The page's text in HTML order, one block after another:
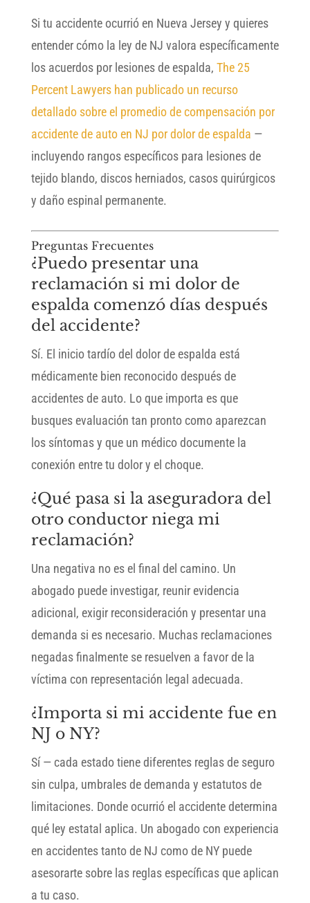
Si tu accidente ocurrió en Nueva Jersey y quieres
entender cómo la ley de NJ valora específicamente
los acuerdos por lesiones de espalda, The 25
Percent Lawyers han publicado un recurso
detallado sobre el promedio de compensación por
accidente de auto en NJ por dolor de espalda —
incluyendo rangos específicos para lesiones de
tejido blando, discos herniados, casos quirúrgicos
y daño espinal permanente.
Preguntas Frecuentes
¿Puedo presentar una
reclamación si mi dolor de
espalda comenzó días después
del accidente?
Sí. El inicio tardío del dolor de espalda está
médicamente bien reconocido después de
accidentes de auto. Lo que importa es que
busques evaluación tan pronto como aparezcan
los síntomas y que un médico documente la
conexión entre tu dolor y el choque.
¿Qué pasa si la aseguradora del
otro conductor niega mi
reclamación?
Una negativa no es el final del camino. Un
abogado puede investigar, reunir evidencia
adicional, exigir reconsideración y presentar una
demanda si es necesario. Muchas reclamaciones
negadas finalmente se resuelven a favor de la
víctima con representación legal adecuada.
¿Importa si mi accidente fue en
NJ o NY?
Sí — cada estado tiene diferentes reglas de seguro
sin culpa, umbrales de demanda y estatutos de
limitaciones. Donde ocurrió el accidente determina
qué ley estatal aplica. Un abogado con experiencia
en accidentes tanto de NJ como de NY puede
asesorarte sobre las reglas específicas que aplican
a tu caso.